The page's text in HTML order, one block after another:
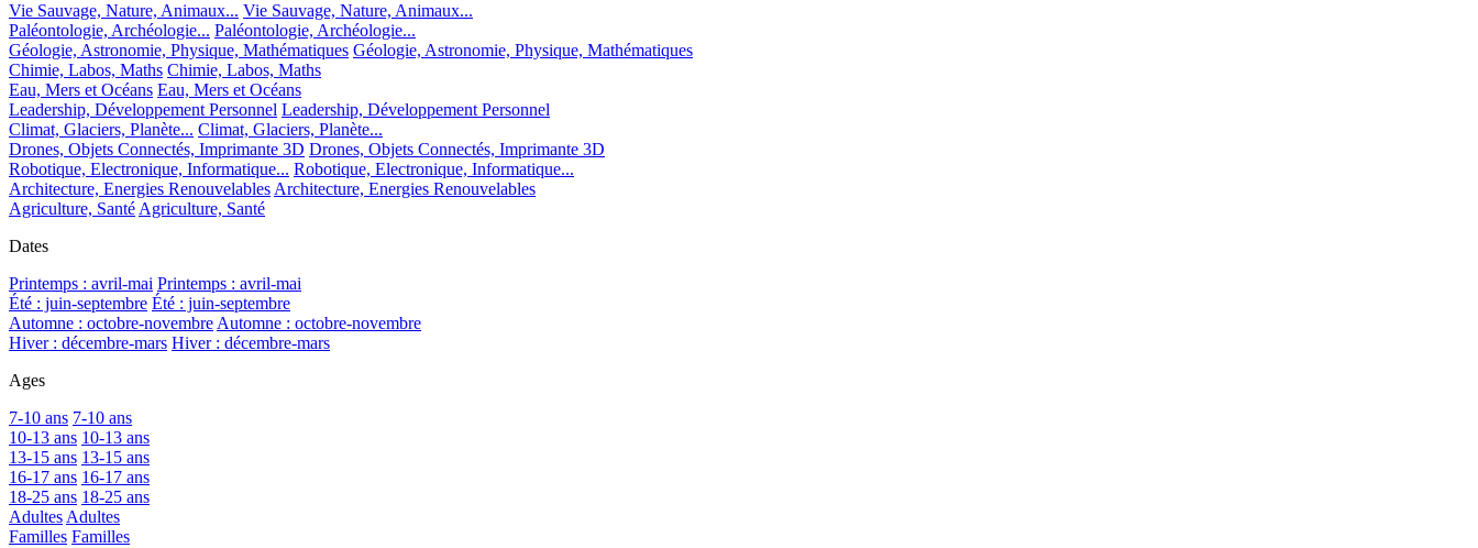
Vie Sauvage, Nature, Animaux... Vie Sauvage, Nature, Animaux...
Paléontologie, Archéologie... Paléontologie, Archéologie...
Géologie, Astronomie, Physique, Mathématiques Géologie, Astronomie, Physique, Mathématiques
Chimie, Labos, Maths Chimie, Labos, Maths
Eau, Mers et Océans Eau, Mers et Océans
Leadership, Développement Personnel Leadership, Développement Personnel
Climat, Glaciers, Planète... Climat, Glaciers, Planète...
Drones, Objets Connectés, Imprimante 3D Drones, Objets Connectés, Imprimante 3D
Robotique, Electronique, Informatique... Robotique, Electronique, Informatique...
Architecture, Energies RenouvelablesArchitecture, Energies Renouvelables
Agriculture, SantéAgriculture, Santé
Dates
Printemps : avril-mai Printemps : avril-mai
Été : juin-septembre Été : juin-septembre
Automne : octobre-novembreAutomne : octobre-novembre
Hiver : décembre-mars Hiver : décembre-mars
Ages
7-10 ans 7-10 ans
10-13 ans 10-13 ans
13-15 ans 13-15 ans
16-17 ans 16-17 ans
18-25 ans 18-25 ans
AdultesAdultes
Familles Familles